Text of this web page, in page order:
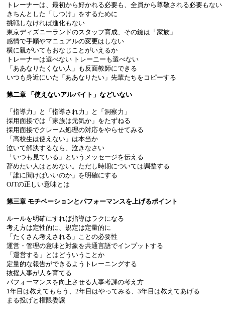
トレーナーは、最初から好かれる必要も、全員から尊敬される必要もない
きちんとした「しつけ」をするために
挑戦しなければ進化もない
東京ディズニーランドのスタッフ育成、その鍵は「家族」
感情で手順やマニュアルの変更はしない
横に親がいてもおなじことがいえるか
トレーナーは選べない トレーニーも選べない
「ああなりたくない人」も反面教師にできる
いつも身近にいた「ああなりたい」先輩たちをコピーする
第二章 「使えないアルバイト」などいない
「指導力」と「指導され力」と「洞察力」
採用面接では「家族は元気か」をたずねる
採用面接でクレーム処理の対応をやらせてみる
「高校生は使えない」は本当か
泣いて解決するなら、泣きなさい
「いつも見ている」というメッセージを伝える
辞めたい人はとめない。ただし時期については調整する
「誰に聞けばいいのか」を明確にする
OJTの正しい意味とは
第三章 モチベーションとパフォーマンスを上げるポイント
ルールを明確にすれば指導はラクになる
考え方は定性的に、規定は定量的に
「たくさん考えされる」ことの必要性
運営・管理の意味と対象を共通言語でインプットする
「運営する」とはどういうことか
定量的な報告ができるようトレーニングする
抜擢人事が人を育てる
パフォーマンスを向上させる人事考課の考え方
1年目は教えてもらう、2年目はやってみる、3年目は教えてあげる
まる投げと権限委譲